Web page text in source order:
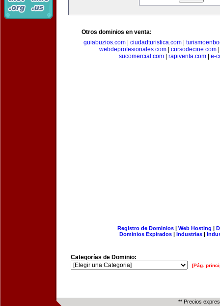
Otros dominios en venta:
guiabuzios.com| ciudadturistica.com|
webdeprofesionales.com| cursodecine.com
sucomercial.com
rapiventa.com e-
Registro de Dominios| Web Hosting |
Dominios Expirados | Industrias |
Categorías de Dominio:
[Pág.
** Precios